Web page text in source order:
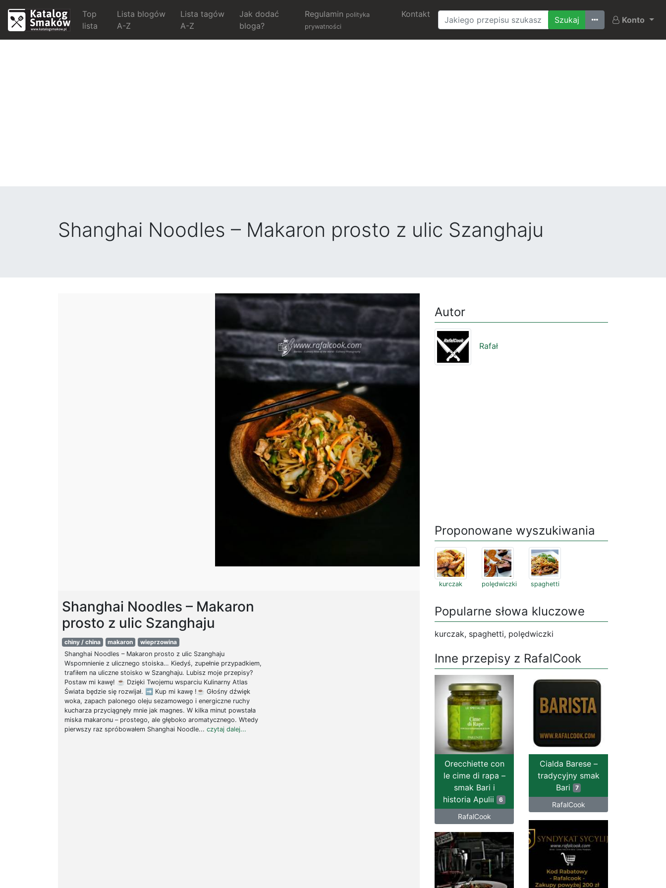
Top
lista
Lista blogów
A-Z
Lista tagów
A-Z
Jak dodać
bloga?
Regulamin polityka
prywatności
Kontakt
Ostatnio szukane
Konto
Shanghai Noodles – Makaron prosto z ulic Szanghaju
Shanghai Noodles – Makaron
prosto z ulic Szanghaju
chiny / china makaron
wieprzowina
Shanghai Noodles – Makaron prosto z ulic Szanghaju
Wspomnienie z ulicznego stoiska… Kiedyś, zupełnie przypadkiem,
trafiłem na uliczne stoisko w Szanghaju. Lubisz moje przepisy?
Postaw mi kawę! ☕ Dzięki Twojemu wsparciu Kulinarny Atlas
Świata będzie się rozwijał. ➡ Kup mi kawę !☕ Głośny dźwięk
woka, zapach palonego oleju sezamowego i energiczne ruchy
kucharza przyciągnęły mnie jak magnes. W kilka minut powstała
miska makaronu – prostego, ale głęboko aromatycznego. Wtedy
pierwszy raz spróbowałem Shanghai Noodle... czytaj dalej...
Autor
Rafał
Proponowane wyszukiwania
kurczak polędwiczki spaghetti
Popularne słowa kluczowe
kurczak, spaghetti, polędwiczki
Inne przepisy z RafalCook
Orecchiette con
le cime di rapa –
smak Bari i
historia Apulii 6
RafalCook
Cialda Barese –
tradycyjny smak
Bari
7
RafalCook